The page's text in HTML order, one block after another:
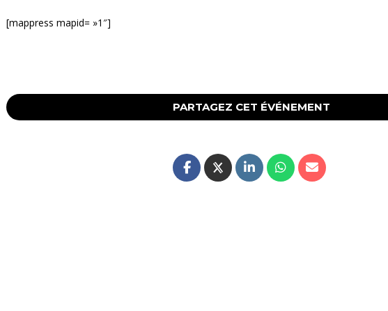
[mappress mapid= »1″]
PARTAGEZ CET ÉVÉNEMENT